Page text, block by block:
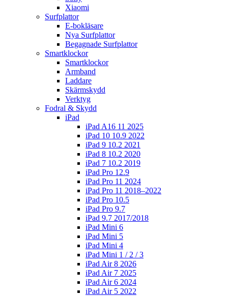
Xiaomi
Surfplattor
E-bokläsare
Nya Surfplattor
Begagnade Surfplattor
Smartklockor
Smartklockor
Armband
Laddare
Skärmskydd
Verktyg
Fodral & Skydd
iPad
iPad A16 11 2025
iPad 10 10.9 2022
iPad 9 10.2 2021
iPad 8 10.2 2020
iPad 7 10.2 2019
iPad Pro 12.9
iPad Pro 11 2024
iPad Pro 11 2018–2022
iPad Pro 10.5
iPad Pro 9.7
iPad 9.7 2017/2018
iPad Mini 6
iPad Mini 5
iPad Mini 4
iPad Mini 1 / 2 / 3
iPad Air 8 2026
iPad Air 7 2025
iPad Air 6 2024
iPad Air 5 2022